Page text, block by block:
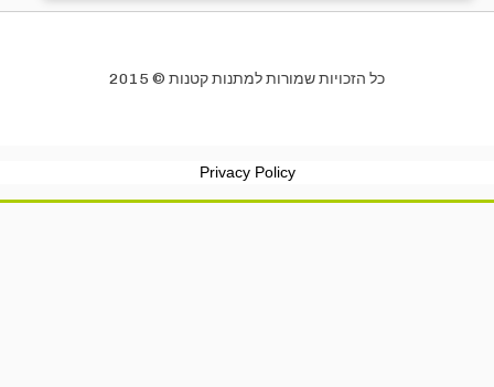
כל הזכויות שמורות למתנות קטנות © 2015
Privacy Policy